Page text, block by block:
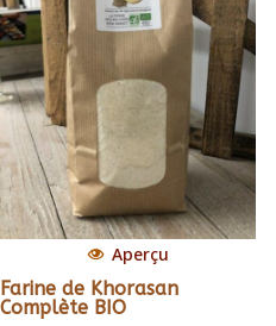
Aperçu
Farine de Khorasan
Complète BIO